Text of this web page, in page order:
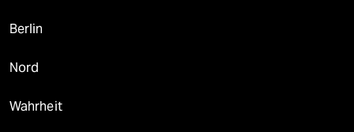
Berlin
Nord
Wahrheit